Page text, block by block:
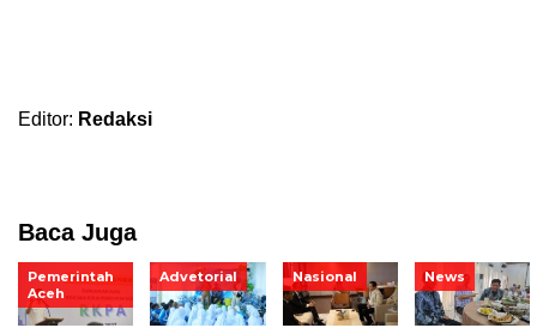
Editor: Redaksi
Baca Juga
Pemerintah
Aceh
Advetorial Nasional News